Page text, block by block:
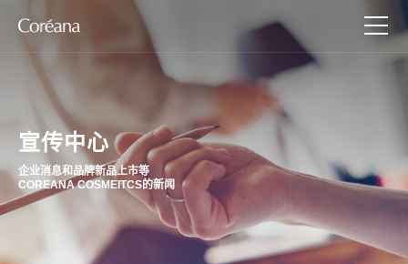
宣传中心
企业消息和品牌新品上市等
COREANA COSMEITCS的新闻